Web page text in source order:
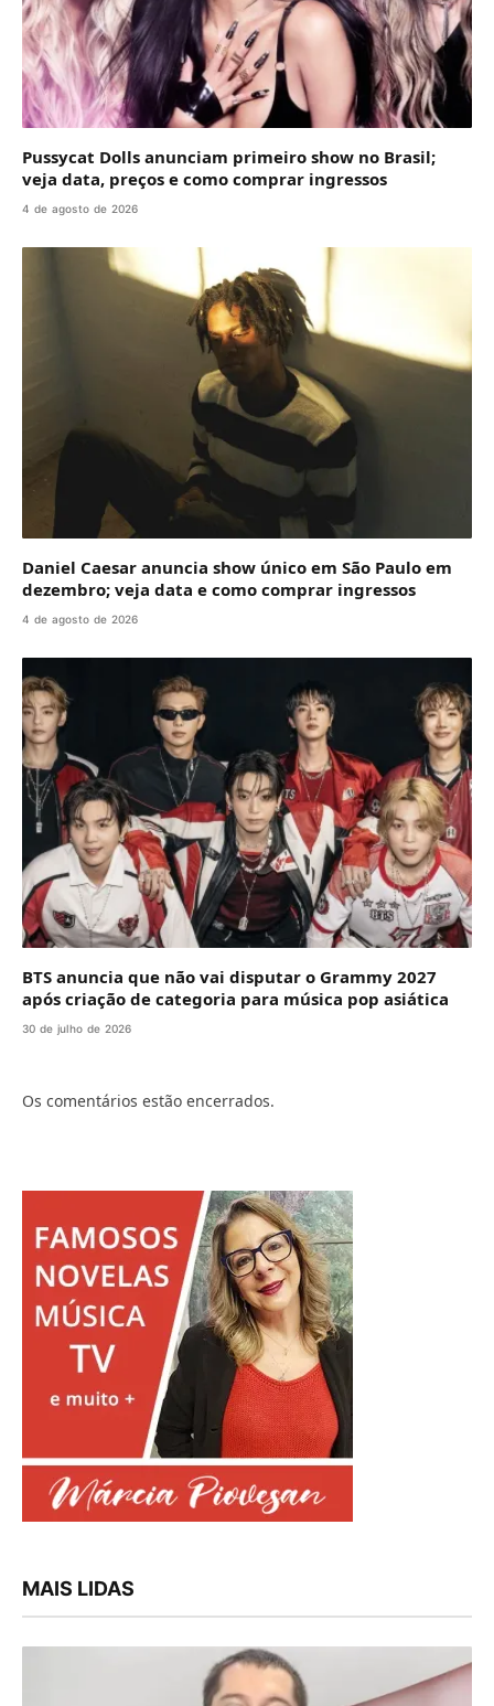
Pussycat Dolls anunciam primeiro show no Brasil;
veja data, preços e como comprar ingressos
4 de agosto de 2026
Daniel Caesar anuncia show único em São Paulo em
dezembro; veja data e como comprar ingressos
4 de agosto de 2026
BTS anuncia que não vai disputar o Grammy 2027
após criação de categoria para música pop asiática
30 de julho de 2026
Os comentários estão encerrados.
MAIS LIDAS